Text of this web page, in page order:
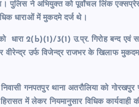
पुलिस ने अभियुक्त को पूर्वांचल लिंक
धाराओं में मुकदमे दर्ज थे।
धारा 2(b)(1)/3(1) उ.प्र. गिरोह बन्द एवं
उर्फ विजेन्द्र राजभर के खिलाफ
गनपतपुर थाना अतरौलिया को गोरखपुर
में लेकर नियमानुसार विधिक कार्यवाही